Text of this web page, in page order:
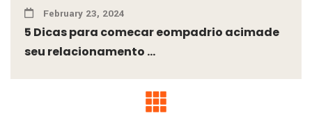
February 23, 2024
5 Dicas para comecar eompadrio acimade
seu relacionamento ...